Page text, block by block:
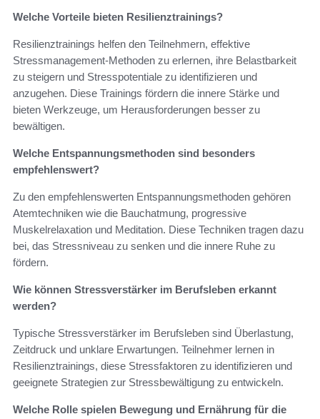
Welche Vorteile bieten Resilienztrainings?
Resilienztrainings helfen den Teilnehmern, effektive
Stressmanagement-Methoden zu erlernen, ihre Belastbarkeit
zu steigern und Stresspotentiale zu identifizieren und
anzugehen. Diese Trainings fördern die innere Stärke und
bieten Werkzeuge, um Herausforderungen besser zu
bewältigen.
Welche Entspannungsmethoden sind besonders
empfehlenswert?
Zu den empfehlenswerten Entspannungsmethoden gehören
Atemtechniken wie die Bauchatmung, progressive
Muskelrelaxation und Meditation. Diese Techniken tragen dazu
bei, das Stressniveau zu senken und die innere Ruhe zu
fördern.
Wie können Stressverstärker im Berufsleben erkannt
werden?
Typische Stressverstärker im Berufsleben sind Überlastung,
Zeitdruck und unklare Erwartungen. Teilnehmer lernen in
Resilienztrainings, diese Stressfaktoren zu identifizieren und
geeignete Strategien zur Stressbewältigung zu entwickeln.
Welche Rolle spielen Bewegung und Ernährung für die